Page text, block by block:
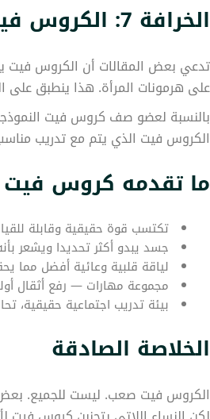
الخرافة 7: الكروس فيت ضار لأجسام النساء
تدعي بعض المقالات أن الكروس فيت
على هرمونات المرأة. هذا ينطبق على
بالنسبة لعضو صف كروس فيت
الكروس فيت الذي يتم مع تدريب
ما تقدمه كروس فيت
تكتسب قوة حقيقية وقابلة
جسد يبدو أكثر تحديدا ويشعر
لياقة قلبية وعائية أفضل مما
مجموعة مهارات — رفع أثقال
بيئة تدريب اجتماعية حقيقية،
الخلاصة الصادقة
الكروس فيت صعب. ليست للجميع. بعض